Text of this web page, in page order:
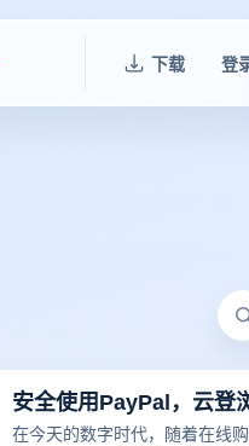
下载 登
在今天的数字时代，随着在线